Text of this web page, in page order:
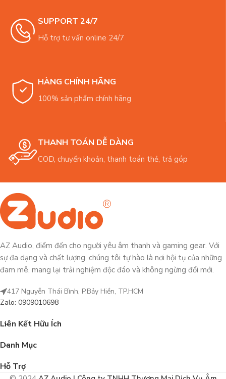
SUPPORT 24/7
Hỗ trợ tư vấn online 24/7
HÀNG CHÍNH HÃNG
100% sản phẩm chính hãng
THANH TOÁN DỄ DÀNG
COD, chuyển khoản, thanh toán thẻ, trả góp
AZ Audio, điểm đến cho người yêu âm thanh và gaming gear. Với
sự đa dạng và chất lượng, chúng tôi tự hào là nơi hội tụ của những
đam mê, mang lại trải nghiệm độc đáo và không ngừng đổi mới.
417 Nguyễn Thái Bình, P.Bảy Hiền, TP.HCM
Zalo: 0909010698
Liên Kết Hữu Ích
Danh Mục
Hỗ Trợ